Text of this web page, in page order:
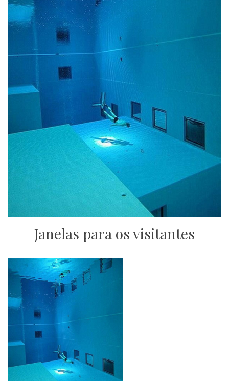
Janelas para os visitantes